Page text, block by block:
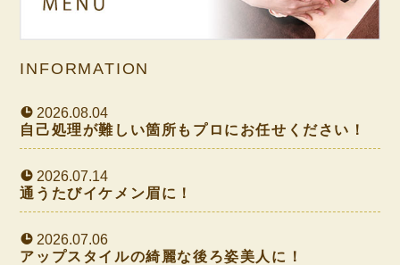
INFORMATION
2026.08.04
自己処理が難しい箇所もプロにお任せください！
2026.07.14
通うたびイケメン眉に！
2026.07.06
アップスタイルの綺麗な後ろ姿美人に！